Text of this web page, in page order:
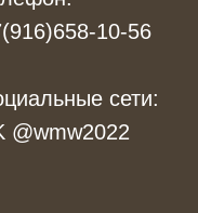
10-56
сети:
@wmw2022